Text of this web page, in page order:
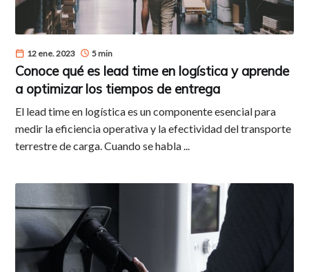
12 ene. 2023 5 min
Conoce qué es lead time en logística y aprende
a optimizar los tiempos de entrega
El lead time en logística es un componente esencial para
medir la eficiencia operativa y la efectividad del transporte
terrestre de carga. Cuando se habla ...